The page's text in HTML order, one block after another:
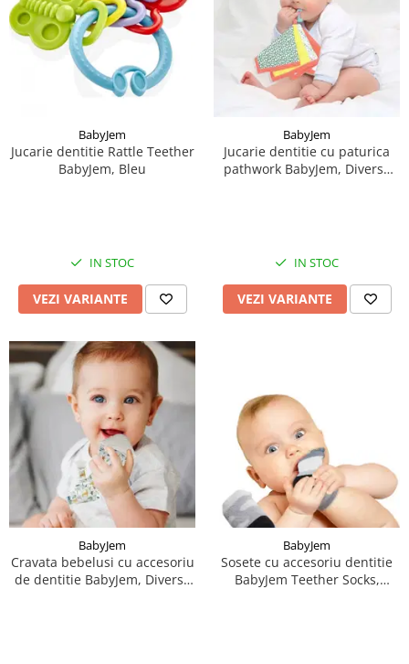
BabyJem
Jucarie dentitie Rattle Teether
BabyJem, Bleu
IN STOC
VEZI VARIANTE
BabyJem
Jucarie dentitie cu paturica
pathwork BabyJem, Diverse
IN STOC
VEZI VARIANTE
BabyJem
Cravata bebelusi cu accesoriu
de dentitie BabyJem, Diverse
BabyJem
Sosete cu accesoriu dentitie
BabyJem Teether Socks,